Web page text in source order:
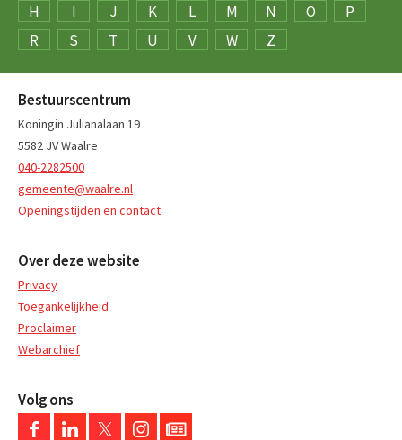
H
I J K L M N O
P
R
S T U V W Z
Bestuurscentrum
Koningin Julianalaan 19
5582 JV Waalre
040-2282500
gemeente@waalre.nl
Openingstijden en contact
Over deze website
Privacy
Toegankelijkheid
Proclaimer
Webarchief
Volg ons